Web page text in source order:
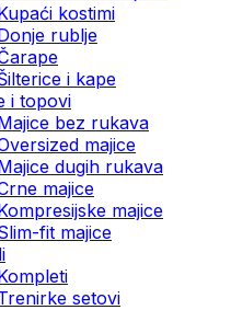
kostimi
rublje
i kape
i topovi
bez rukava
majice
dugih rukava
majice
majice
fit majice
setovi